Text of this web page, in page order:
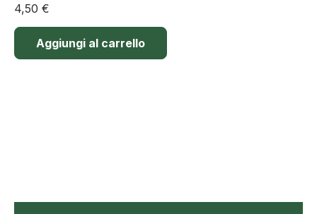
4,50 €
Aggiungi al carrello